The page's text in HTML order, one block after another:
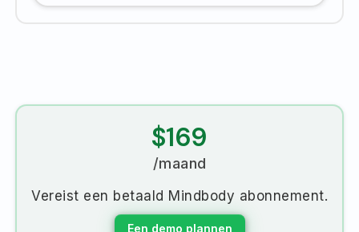
$169
/maand
Vereist een betaald Mindbody abonnement.
Een demo plannen